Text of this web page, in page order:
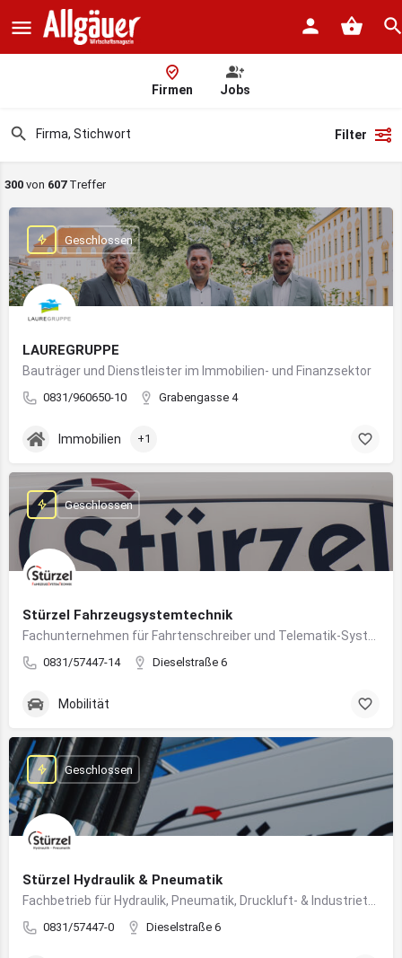
Firmen Jobs
Filter
300 von 607Treffer
LAUREGRUPPE
Bauträger und Dienstleister im Immobilien- und Finanzsektor
0831/960650-10 Grabengasse 4
Geschlossen
Immobilien +1
Stürzel Fahrzeugsystemtechnik
0831/57447-14 Dieselstraße 6
Geschlossen
Mobilität
Stürzel Hydraulik & Pneumatik
0831/57447-0 Dieselstraße 6
Geschlossen